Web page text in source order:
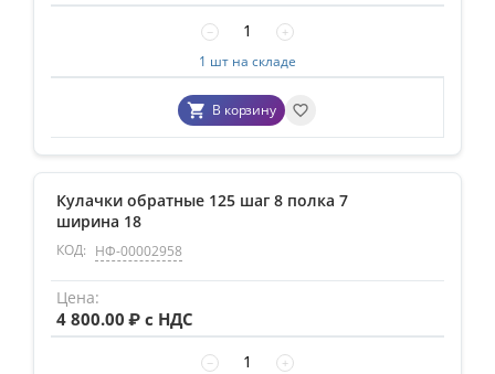
+
−
1 шт на складе
В корзину
Кулачки обратные 125 шаг 8 полка 7
ширина 18
КОД: НФ-00002958
4 800.00 ₽ с НДС
+
−